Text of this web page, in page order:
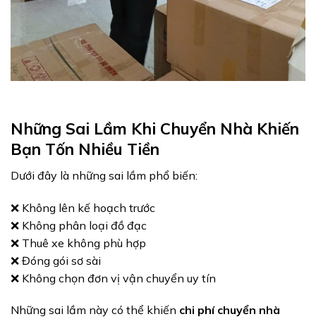
Những Sai Lầm Khi Chuyển Nhà Khiến
Bạn Tốn Nhiều Tiền
Dưới đây là những sai lầm phổ biến:
❌ Không lên kế hoạch trước
❌ Không phân loại đồ đạc
❌ Thuê xe không phù hợp
❌ Đóng gói sơ sài
❌ Không chọn đơn vị vận chuyển uy tín
Những sai lầm này có thể khiến chi phí chuyển nhà